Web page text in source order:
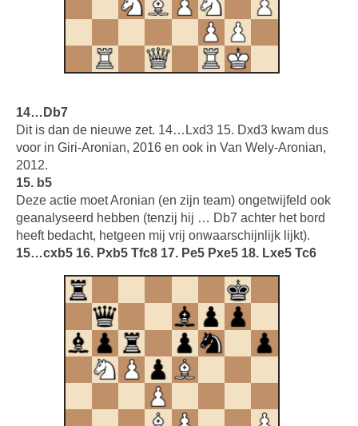
14…Db7
Dit is dan de nieuwe zet. 14…Lxd3 15. Dxd3 kwam dus
voor in Giri-Aronian, 2016 en ook in Van Wely-Aronian,
2012.
15. b5
Deze actie moet Aronian (en zijn team) ongetwijfeld ook
geanalyseerd hebben (tenzij hij … Db7 achter het bord
heeft bedacht, hetgeen mij vrij onwaarschijnlijk lijkt).
15…cxb5 16. Pxb5 Tfc8 17. Pe5 Pxe5 18. Lxe5 Tc6